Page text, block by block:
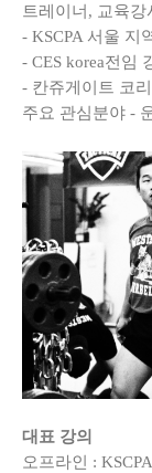
트레이너, 교육강
- KSCPA 서울 지
- CES korea전임
- 칸쥬게이트 코
주요 관심분야 -
대표 강의
오프라인 :